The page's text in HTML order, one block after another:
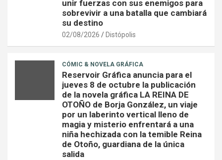
unir fuerzas con sus enemigos para
sobrevivir a una batalla que cambiará
su destino
02/08/2026 Distópolis
CÓMIC & NOVELA GRÁFICA
Reservoir Gráfica anuncia para el
jueves 8 de octubre la publicación
de la novela gráfica LA REINA DE
OTOÑO de Borja González, un viaje
por un laberinto vertical lleno de
magia y misterio enfrentará a una
niña hechizada con la temible Reina
de Otoño, guardiana de la única
salida